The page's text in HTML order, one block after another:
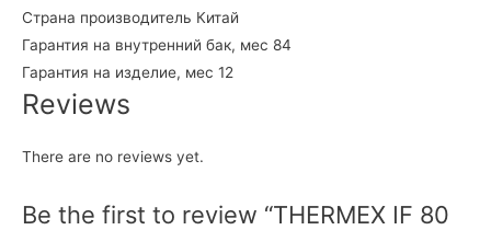
Страна производитель Китай
Гарантия на внутренний бак, мес 84
Гарантия на изделие, мес 12
Reviews
There are no reviews yet.
Be the first to review “THERMEX IF 80